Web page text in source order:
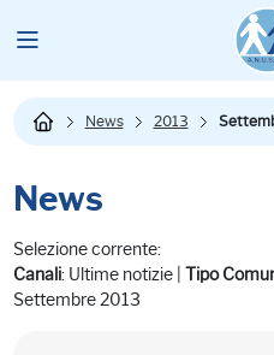
News 2013
News
Selezione corrente:
Canali: Ultime notizie | Tipo
Settembre 2013